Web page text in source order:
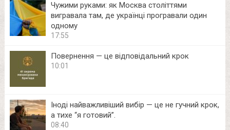
Чужими руками: як Москва століттями
вигравала там, де українці програвали один
одному
17:55
Повернення — це відповідальний крок
10:01
Іноді найважливіший вибір — це не гучний крок,
а тихе “я готовий”.
08:40